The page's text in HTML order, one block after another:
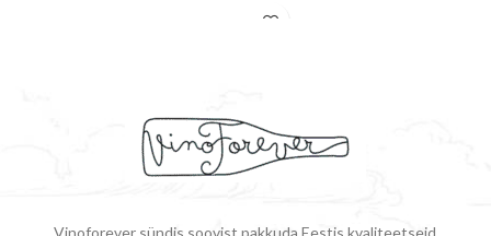
valmistatud šampanja, settle